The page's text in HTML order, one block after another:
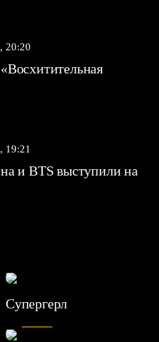
20:20
19:21
и BTS выступили на
Супергерл
7.1